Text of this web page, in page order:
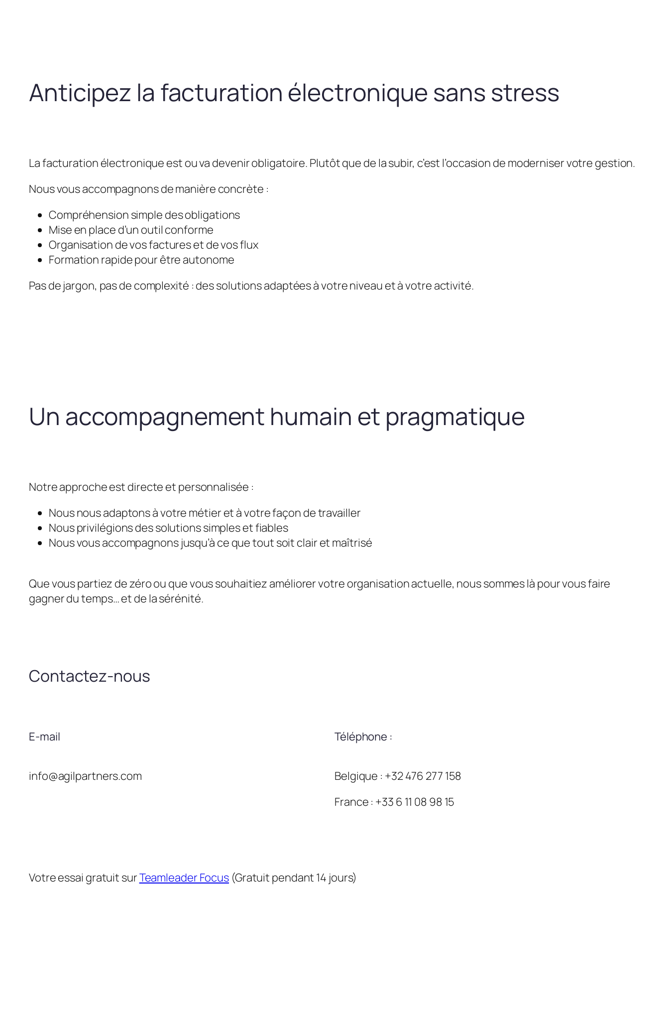
Anticipez la facturation électronique sans stress
La facturation électronique est ou va devenir obligatoire. Plutôt que de la subir, c’est l’occasion de moderniser votre gestion.
Nous vous accompagnons de manière concrète :
Compréhension simple des obligations
Mise en place d’un outil conforme
Organisation de vos factures et de vos flux
Formation rapide pour être autonome
Pas de jargon, pas de complexité : des solutions adaptées à votre niveau et à votre activité.
Un accompagnement humain et pragmatique
Notre approche est directe et personnalisée :
Nous nous adaptons à votre métier et à votre façon de travailler
Nous privilégions des solutions simples et fiables
Nous vous accompagnons jusqu’à ce que tout soit clair et maîtrisé
Que vous partiez de zéro ou que vous souhaitiez améliorer votre organisation actuelle, nous sommes là pour vous faire
gagner du temps… et de la sérénité.
Contactez-nous
E-mail
info@agilpartners.com
Téléphone :
Belgique : +32 476 277 158
France : +33 6 11 08 98 15
Votre essai gratuit surTeamleader Focus (Gratuit pendant 14 jours)